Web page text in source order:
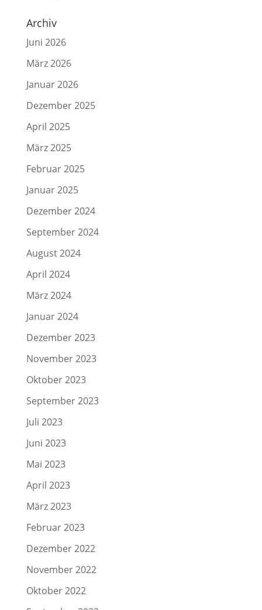
Archiv
Juni 2026
März 2026
Januar 2026
Dezember 2025
April 2025
März 2025
Februar 2025
Januar 2025
Dezember 2024
September 2024
August 2024
April 2024
März 2024
Januar 2024
Dezember 2023
November 2023
Oktober 2023
September 2023
Juli 2023
Juni 2023
Mai 2023
April 2023
März 2023
Februar 2023
Dezember 2022
November 2022
Oktober 2022